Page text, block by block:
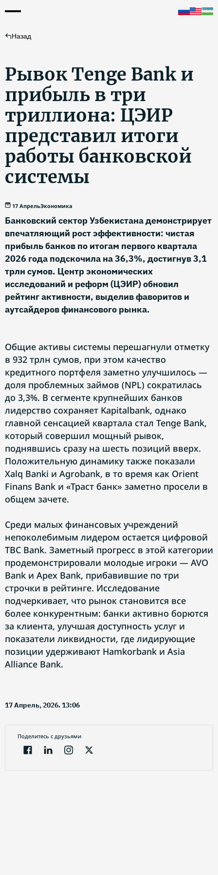
Назад
Рывок Tenge Bank и
прибыль в три
триллиона: ЦЭИР
представил итоги
работы банковской
системы
17 АпрельЭкономика
Банковский сектор Узбекистана демонстрирует
впечатляющий рост эффективности: чистая
прибыль банков по итогам первого квартала
2026 года подскочила на 36,3%, достигнув 3,1
трлн сумов. Центр экономических
исследований и реформ (ЦЭИР) обновил
рейтинг активности, выделив фаворитов и
аутсайдеров финансового рынка.
Общие активы системы перешагнули отметку
в 932 трлн сумов, при этом качество
кредитного портфеля заметно улучшилось —
доля проблемных займов (NPL) сократилась
до 3,3%. В сегменте крупнейших банков
лидерство сохраняет Kapitalbank, однако
главной сенсацией квартала стал Tenge Bank,
который совершил мощный рывок,
поднявшись сразу на шесть позиций вверх.
Положительную динамику также показали
Xalq Banki и Agrobank, в то время как Orient
Finans Bank и «Траст банк» заметно просели в
общем зачете.
Среди малых финансовых учреждений
непоколебимым лидером остается цифровой
TBC Bank. Заметный прогресс в этой категории
продемонстрировали молодые игроки — AVO
Bank и Apex Bank, прибавившие по три
строчки в рейтинге. Исследование
подчеркивает, что рынок становится все
более конкурентным: банки активно борются
за клиента, улучшая доступность услуг и
показатели ликвидности, где лидирующие
позиции удерживают Hamkorbank и Asia
Alliance Bank.
17 Апрель, 2026. 13:06
Поделитесь с друзьями